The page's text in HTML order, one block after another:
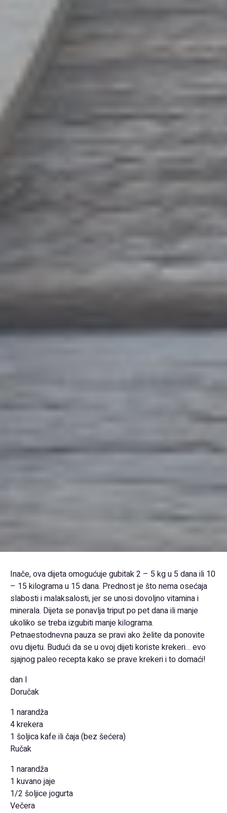
Inače, ova dijeta omogućuje gubitak 2 – 5 kg u 5 dana ili 10
– 15 kilograma u 15 dana. Prednost je što nema osećaja
slabosti i malaksalosti, jer se unosi dovoljno vitamina i
minerala. Dijeta se ponavlja triput po pet dana ili manje
ukoliko se treba izgubiti manje kilograma.
Petnaestodnevna pauza se pravi ako želite da ponovite
ovu dijetu. Budući da se u ovoj dijeti koriste krekeri… evo
sjajnog paleo recepta kako se prave krekeri i to domaći!
dan I
Doručak
1 narandža
4 krekera
1 šoljica kafe ili čaja (bez šećera)
Ručak
1 narandža
1 kuvano jaje
1/2 šoljice jogurta
Večera